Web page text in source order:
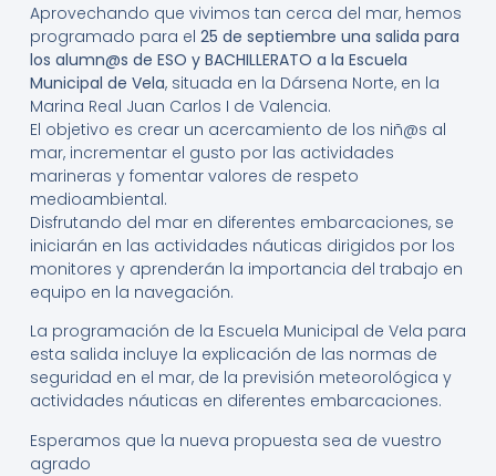
Aprovechando que vivimos tan cerca del mar, hemos
programado para el 25 de septiembre una salida para
los alumn@s de ESO y BACHILLERATO a la Escuela
Municipal de Vela, situada en la Dársena Norte, en la
Marina Real Juan Carlos I de Valencia.
El objetivo es crear un acercamiento de los niñ@s al
mar, incrementar el gusto por las actividades
marineras y fomentar valores de respeto
medioambiental.
Disfrutando del mar en diferentes embarcaciones, se
iniciarán en las actividades náuticas dirigidos por los
monitores y aprenderán la importancia del trabajo en
equipo en la navegación.
La programación de la Escuela Municipal de Vela para
esta salida incluye la explicación de las normas de
seguridad en el mar, de la previsión meteorológica y
actividades náuticas en diferentes embarcaciones.
Esperamos que la nueva propuesta sea de vuestro
agrado